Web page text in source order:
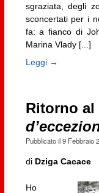
sgraziata, degli
sconcertati per i
fa: a fianco di
Marina Vlady [...]
Leggi →
Ritorno
Pubblicato il9 Febbraio
di Dziga Cacace
Ho